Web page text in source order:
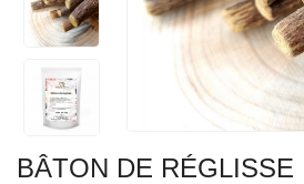
BÂTON DE RÉGLISSE